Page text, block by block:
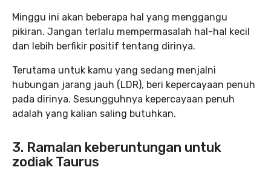
Minggu ini akan beberapa hal yang menggangu
pikiran. Jangan terlalu mempermasalah hal-hal kecil
dan lebih berfikir positif tentang dirinya.
Terutama untuk kamu yang sedang menjalni
hubungan jarang jauh (LDR), beri kepercayaan penuh
pada dirinya. Sesungguhnya kepercayaan penuh
adalah yang kalian saling butuhkan.
3. Ramalan keberuntungan untuk
zodiak Taurus